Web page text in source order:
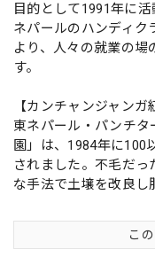
目的として1991年に活
ネパールのハンディク
より、人々の就業の場
す。
【カンチャンジャンガ
東ネパール・パンチタ
園」は、1984年に100
されました。不毛だ
な手法で土壌を改良し
こ